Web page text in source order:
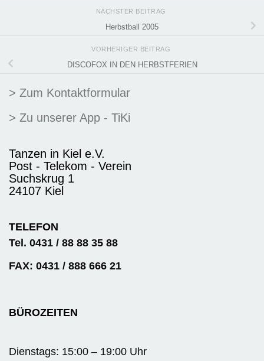
NÄCHSTER BEITRAG
Herbstball 2005
VORHERIGER BEITRAG
DISCOFOX IN DEN HERBSTFERIEN
> Zum Kontaktformular
> Zu unserer App - TiKi
Tanzen in Kiel e.V.
Post - Telekom - Verein
Suchskrug 1
24107 Kiel
TELEFON
Tel. 0431 / 88 88 35 88
FAX: 0431 / 888 666 21
BÜROZEITEN
Dienstags: 15:00 – 19:00 Uhr